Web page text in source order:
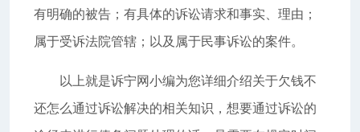
有明确的被告；有具体的诉讼请求和事实、理由；
属于受诉法院管辖；以及属于民事诉讼的案件。
以上就是诉宁网小编为您详细介绍关于欠钱不
还怎么通过诉讼解决的相关知识，想要通过诉讼的